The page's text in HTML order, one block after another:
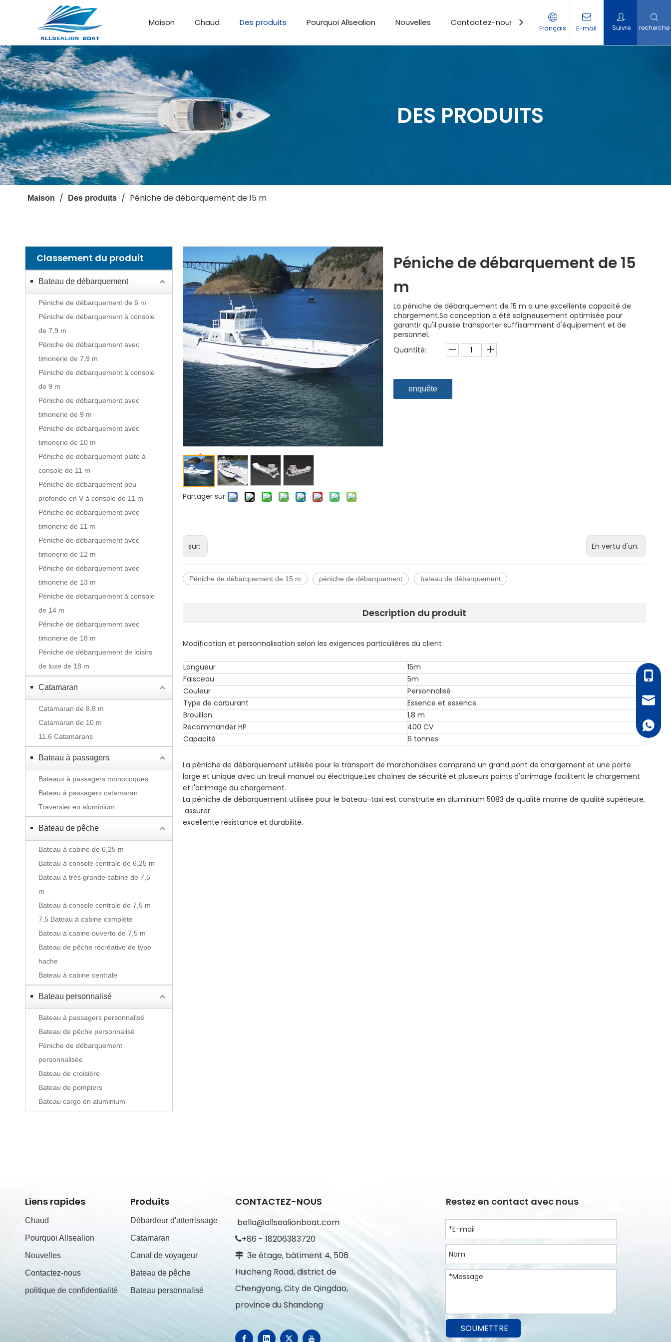
Maison Chaud Des produits Pourquoi Allsealion Nouvelles Contactez-nous
Français E-mail Suivre recherche
DES PRODUITS
Maison / Des produits / Péniche de débarquement de 15 m
Classement du produit
Bateau de débarquement
Péniche de débarquement de 6 m
Péniche de débarquement à console
de 7,9 m
Péniche de débarquement avec
timonerie de 7,9 m
Péniche de débarquement à console
de 9 m
Péniche de débarquement avec
timonerie de 9 m
Péniche de débarquement avec
timonerie de 10 m
Péniche de débarquement plate à
console de 11 m
Péniche de débarquement peu
profonde en V à console de 11 m
Péniche de débarquement avec
timonerie de 11 m
Péniche de débarquement avec
timonerie de 12 m
Péniche de débarquement avec
timonerie de 13 m
Péniche de débarquement à console
de 14 m
Péniche de débarquement avec
timonerie de 18 m
Péniche de débarquement de loisirs
de luxe de 18 m
Catamaran
Catamaran de 8,8 m
Catamaran de 10 m
11.6 Catamarans
Bateau à passagers
Bateaux à passagers monocoques
Bateau à passagers catamaran
Traversier en aluminium
Bateau de pêche
Bateau à cabine de 6,25 m
Bateau à console centrale de 6,25 m
Bateau à très grande cabine de 7,5
m
Bateau à console centrale de 7,5 m
7.5 Bateau à cabine complète
Bateau à cabine ouverte de 7,5 m
Bateau de pêche récréative de type
hache
Bateau à cabine centrale
Bateau personnalisé
Bateau à passagers personnalisé
Bateau de pêche personnalisé
Péniche de débarquement
personnalisée
Bateau de croisière
Bateau de pompiers
Bateau cargo en aluminium
Partager sur:
Péniche de débarquement de 15
m
La péniche de débarquement de 15 m a une excellente capacité de
chargement.Sa conception a été soigneusement optimisée pour
garantir qu'il puisse transporter suffisamment d'équipement et de
personnel.
Quantité:
enquête
sur: En vertu d'un:
Péniche de débarquement de 15 m péniche de débarquement bateau de débarquement
Description du produit
Modification et personnalisation selon les exigences particulières du client
Longueur
15m
Faisceau
5m
Couleur
Personnalisé
Type de carburant
Essence et essence
Brouillon
1,8 m
Recommander HP
400 CV
Capacité
6 tonnes
La péniche de débarquement utilisée pour le transport de marchandises comprend un grand pont de chargement et une porte
large et unique avec un treuil manuel ou électrique.Les chaînes de sécurité et plusieurs points d'arrimage facilitent le chargement
et l'arrimage du chargement.
La péniche de débarquement utilisée pour le bateau-taxi est construite en aluminium 5083 de qualité marine de qualité supérieure,
assurer
excellente résistance et durabilité.
Liens rapides
Chaud
Pourquoi Allsealion
Nouvelles
Contactez-nous
politique de confidentialité
Produits
Débardeur d'atterrissage
Catamaran
Canal de voyageur
Bateau de pêche
Bateau personnalisé
CONTACTEZ-NOUS
bella@allsealionboat.com
+86 - 18206383720
 3e étage, bâtiment 4, 506
Huicheng Road, district de
Chengyang, City de Qingdao,
province du Shandong
+86 -
+ 86
Restez en contact avec nous
SOUMETTRE